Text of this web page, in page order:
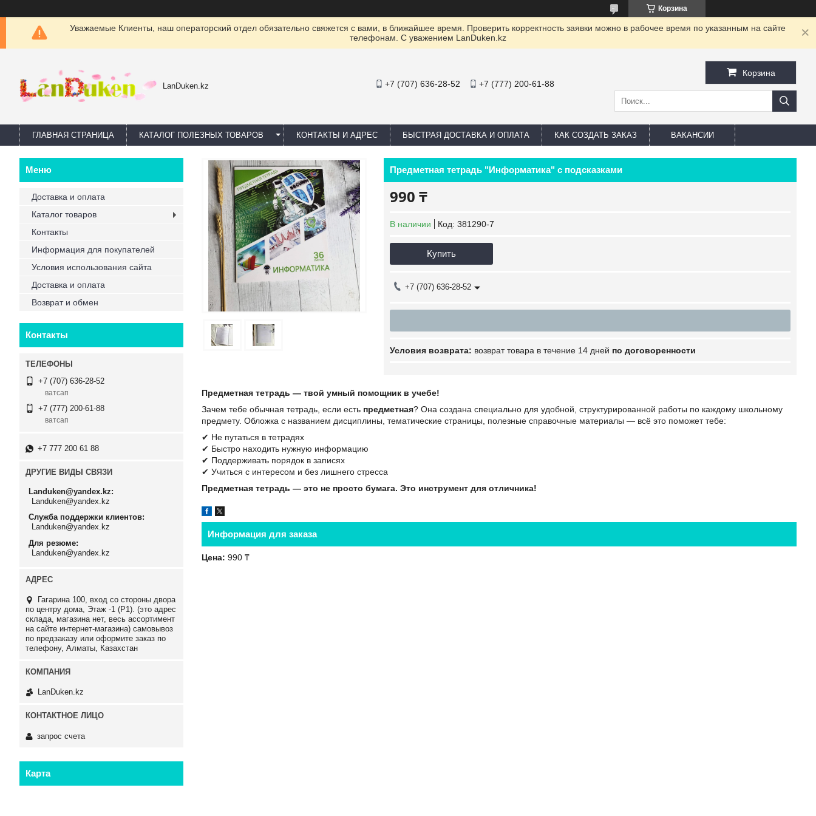
Корзина
Уважаемые Клиенты, наш операторский отдел обязательно свяжется с вами, в ближайшее время. Проверить корректность заявки можно в рабочее время по указанным на сайте
телефонам. С уважением LanDuken.kz
LanDuken.kz +7 (707) 636-28-52 +7 (777) 200-61-88
Корзина
ГЛАВНАЯ СТРАНИЦА КАТАЛОГ ПОЛЕЗНЫХ ТОВАРОВ КОНТАКТЫ И АДРЕС БЫСТРАЯ ДОСТАВКА И ОПЛАТА КАК СОЗДАТЬ ЗАКАЗ ВАКАНСИИ
Предметная тетрадь "Информатика" с подсказками
990 ₸
В наличии Код: 381290-7
Купить
+7 (707) 636-28-52
возврат товара в течение 14 дней по договоренности
Предметная тетрадь — твой умный помощник в учебе!
Зачем тебе обычная тетрадь, если есть предметная? Она создана специально для удобной, структурированной работы по каждому школьному
предмету. Обложка с названием дисциплины, тематические страницы, полезные справочные материалы — всё это поможет тебе:
✔ Не путаться в тетрадях
✔ Быстро находить нужную информацию
✔ Поддерживать порядок в записях
✔ Учиться с интересом и без лишнего стресса
Предметная тетрадь — это не просто бумага. Это инструмент для отличника!
Информация для заказа
Цена: 990 ₸
Доставка и оплата
Каталог товаров
Контакты
Информация для покупателей
Условия использования сайта
Доставка и оплата
Возврат и обмен
Контакты
+7 (707) 636-28-52
ватсап
+7 (777) 200-61-88
ватсап
+7 777 200 61 88
ДРУГИЕ ВИДЫ СВЯЗИ
Landuken@yandex.kz
Landuken@yandex.kz
Служба поддержки клиентов
Landuken@yandex.kz
Для резюме
Landuken@yandex.kz
Гагарина 100, вход со стороны двора
по центру дома, Этаж -1 (P1). (это адрес
склада, магазина нет, весь ассортимент
на сайте интернет-магазина) самовывоз
по предзаказу или оформите заказ по
телефону, Алматы, Казахстан
LanDuken.kz
запрос счета
Карта